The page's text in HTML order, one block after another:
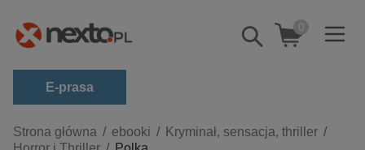
Pokaż/schowaj
wyszukiwarkę
0
E-prasa
Kategorie
Strona główna ebooki
Kryminał, sensacja, thriller